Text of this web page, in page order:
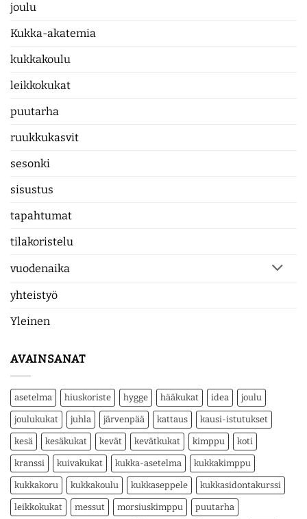
joulu
Kukka-akatemia
kukkakoulu
leikkokukat
puutarha
ruukkukasvit
sesonki
sisustus
tapahtumat
tilakoristelu
vuodenaika
yhteistyö
Yleinen
AVAINSANAT
asetelma hiuskoriste hygge hääkukat idea joulu
joulukukat juhla järvenpää kattaus kausi-istutukset
kesä kesäkukat kevät kevätkukat kimppu koti
kranssi kuivakukat kukka-asetelma kukkakimppu
kukkakoru kukkakoulu kukkaseppele kukkasidontakurssi
leikkokukat messut morsiuskimppu puutarha